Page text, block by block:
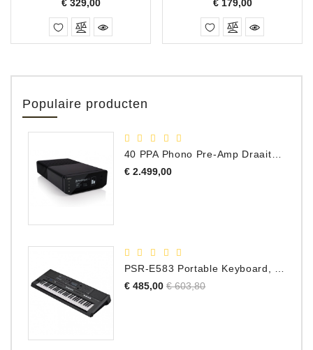
€ 329,00 € 179,00
Populaire producten
€ 2.499,00Prijs
PSR-E583 Portable Keyboard, 61 Toetsen
€ 485,00 Normale
€ 603,80Prijs